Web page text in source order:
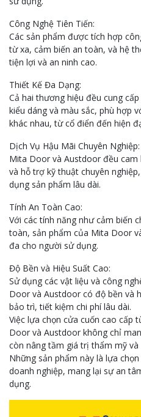
Công Nghệ Tiên Tiến:
Các sản phẩm được tích hợp
từ xa, cảm biến an toàn, và hệ
tiện lợi và an ninh cao.
Thiết Kế Đa Dạng:
Cả hai thương hiệu đều cung
kiểu dáng và màu sắc, phù hợp
khác nhau, từ cổ điển đến hiện
Dịch Vụ Hậu Mãi Chuyên Nghiệp:
Mita Door và Austdoor đều
và hỗ trợ kỹ thuật chuyên
dụng sản phẩm lâu dài.
Tính An Toàn Cao:
Với các tính năng như cảm biến
toàn, sản phẩm của Mita Door
đa cho người sử dụng.
Độ Bền và Hiệu Suất Cao:
Sử dụng các vật liệu và công
Door và Austdoor có độ bền và
bảo trì, tiết kiệm chi phí lâu dài.
Việc lựa chọn cửa cuốn cao cấp
Door và Austdoor không chỉ
còn nâng tầm giá trị thẩm mỹ
Những sản phẩm này là lựa
doanh nghiệp, mang lại sự an
dụng.